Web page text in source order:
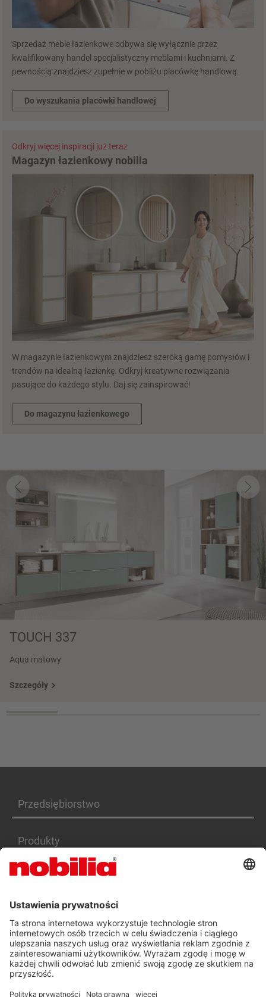
Sprzedaż meble łazienkowe odbywa się wyłącznie przez
kwalifikowany handel specjalistyczny meblami i kuchniami. Z
pewnością znajdziesz zupełnie w pobliżu placówkę handlową.
Do wyszukania placówki handlowej
Odkryj więcej inspiracji już teraz
Magazyn łazienkowy nobilia
W magazynie łazienkowym znajdziesz szeroką gamę pomysłów i
trendów na idealną łazienkę. Odkryj kreatywne rozwiązania
pasujące do każdego stylu. Daj się zainspirować!
Do magazynu łazienkowego
TOUCH 337
Aqua matowy
Szczegóły
Przedsiębiorstwo
Produkty
Serwis
Kariera
DEKLARACJA DOSTĘPNOŚCI PL
OGÓLNE WARUNKI HANDLOWE